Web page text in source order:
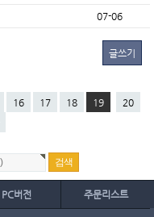
07-06
글쓰기
16 17 18 19
20
PC버전 주문리스트